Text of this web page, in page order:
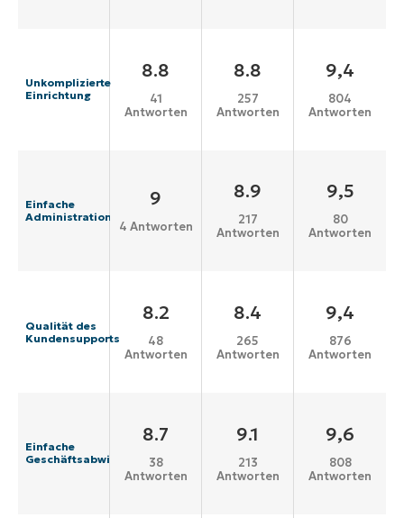
Unkomplizierte
Einrichtung
8.8
41
Antworten
8.8
257
Antworten
9,4
804
Antworten
Einfache
Administration
9
4 Antworten
8.9
217
Antworten
9,5
80
Antworten
Qualität des
Kundensupports
8.2
48
Antworten
8.4
265
Antworten
9,4
876
Antworten
Einfache
Geschäftsabwicklung
8.7
38
Antworten
9.1
213
Antworten
9,6
808
Antworten